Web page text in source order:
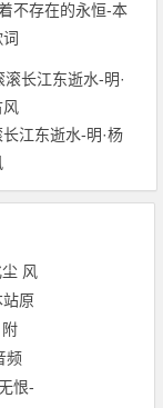
不存在的永恒-本
长江东逝水-明·杨
风
站原
频
恨-